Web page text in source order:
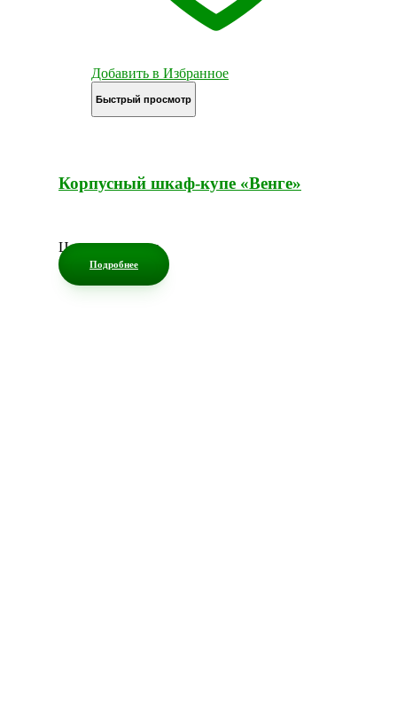
Добавить в Избранное
Быстрый просмотр
Корпусный шкаф-купе «Венге»
Цена по запросу
Подробнее